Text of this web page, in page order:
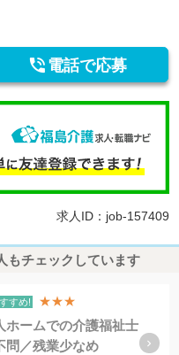
 電話で応募
求人ID：job-157409
もチェックしています
すめ! ★★★
ホームでの介護福祉士
問／残業少なめ